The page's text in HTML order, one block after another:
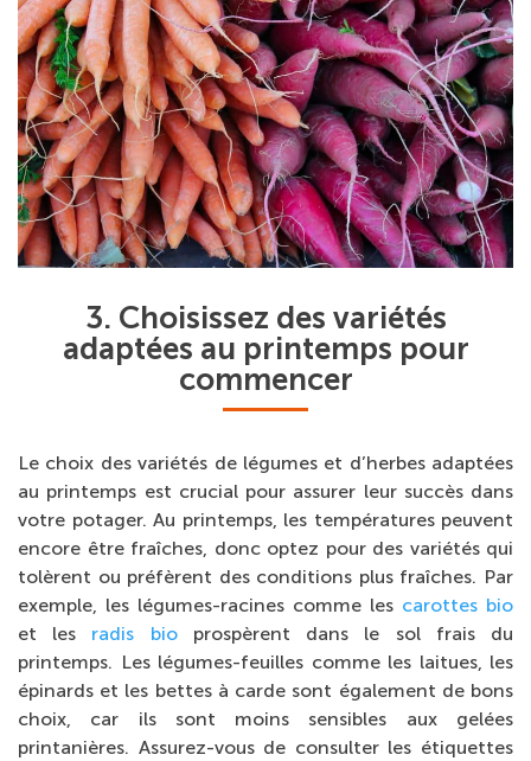
3. Choisissez des variétés
adaptées au printemps pour
commencer
Le choix des variétés de légumes et d’herbes adaptées
au printemps est crucial pour assurer leur succès dans
votre potager. Au printemps, les températures peuvent
encore être fraîches, donc optez pour des variétés qui
tolèrent ou préfèrent des conditions plus fraîches. Par
exemple, les légumes-racines comme les carottes bio
et les radis bioprospèrent dans le sol frais du
printemps. Les légumes-feuilles comme les laitues, les
épinards et les bettes à carde sont également de bons
choix, car ils sont moins sensibles aux gelées
printanières. Assurez-vous de consulter les étiquettes